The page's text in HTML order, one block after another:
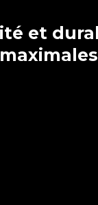
maximales